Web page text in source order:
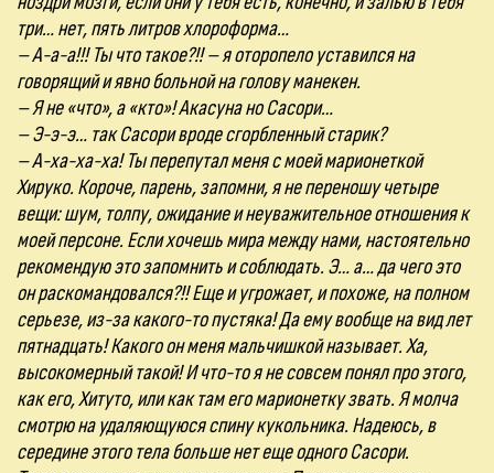
три… нет, пять литров хлороформа…
– А-а-а!!! Ты что такое?!! – я оторопело уставился на
говорящий и явно больной на голову манекен.
– Я не «что», а «кто»! Акасуна но Сасори…
– Э-э-э… так Сасори вроде сгорбленный старик?
– А-ха-ха-ха! Ты перепутал меня с моей марионеткой
Хируко. Короче, парень, запомни, я не переношу четыре
вещи: шум, толпу, ожидание и неуважительное отношения к
моей персоне. Если хочешь мира между нами, настоятельно
рекомендую это запомнить и соблюдать. Э… а… да чего это
он раскомандовался?!! Еще и угрожает, и похоже, на полном
серьезе, из-за какого-то пустяка! Да ему вообще на вид лет
пятнадцать! Какого он меня мальчишкой называет. Ха,
высокомерный такой! И что-то я не совсем понял про этого,
как его, Хитуто, или как там его марионетку звать. Я молча
смотрю на удаляющуюся спину кукольника. Надеюсь, в
середине этого тела больше нет еще одного Сасори.